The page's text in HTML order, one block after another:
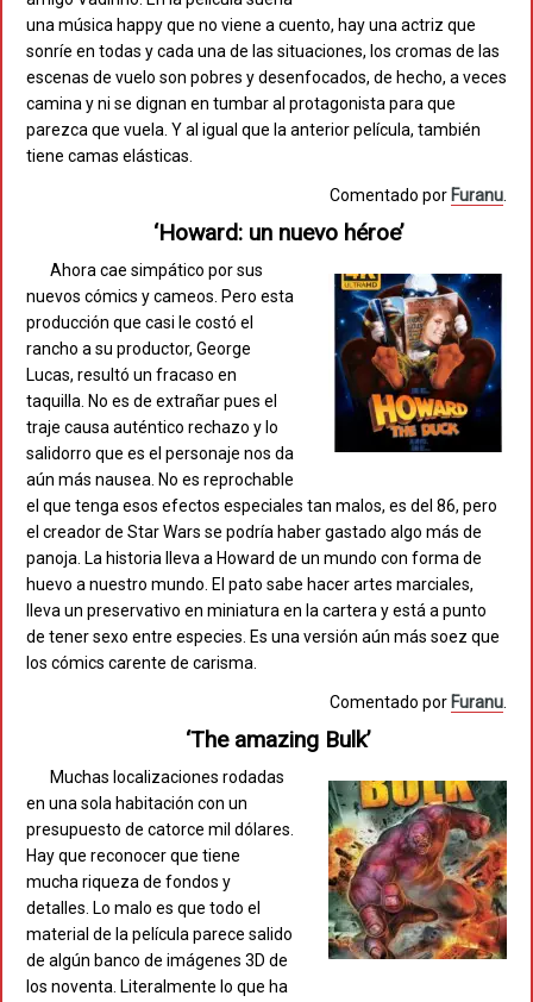
una música happy que no viene a cuento, hay una actriz que
sonríe en todas y cada una de las situaciones, los cromas de las
escenas de vuelo son pobres y desenfocados, de hecho, a veces
camina y ni se dignan en tumbar al protagonista para que
parezca que vuela. Y al igual que la anterior película, también
tiene camas elásticas.
Comentado por Furanu.
‘Howard: un nuevo héroe’
Ahora cae simpático por sus
nuevos cómics y cameos. Pero esta
producción que casi le costó el
rancho a su productor, George
Lucas, resultó un fracaso en
taquilla. No es de extrañar pues el
traje causa auténtico rechazo y lo
salidorro que es el personaje nos da
aún más nausea. No es reprochable
el que tenga esos efectos especiales tan malos, es del 86, pero
el creador de Star Wars se podría haber gastado algo más de
panoja. La historia lleva a Howard de un mundo con forma de
huevo a nuestro mundo. El pato sabe hacer artes marciales,
lleva un preservativo en miniatura en la cartera y está a punto
de tener sexo entre especies. Es una versión aún más soez que
los cómics carente de carisma.
Comentado por Furanu.
‘The amazing Bulk’
Muchas localizaciones rodadas
en una sola habitación con un
presupuesto de catorce mil dólares.
Hay que reconocer que tiene
mucha riqueza de fondos y
detalles. Lo malo es que todo el
material de la película parece salido
de algún banco de imágenes 3D de
los noventa. Literalmente lo que ha